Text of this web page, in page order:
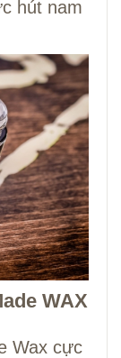
hút nam
WAX
Wax cực